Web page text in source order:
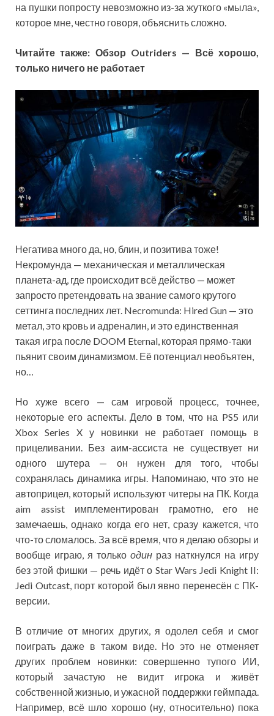
на пушки попросту невозможно из-за жуткого «мыла»,
которое мне, честно говоря, объяснить сложно.
Читайте также: Обзор Outriders — Всё хорошо,
только ничего не работает
Негатива много да, но, блин, и позитива тоже!
Некромунда — механическая и металлическая
планета-ад, где происходит всё действо — может
запросто претендовать на звание самого крутого
сеттинга последних лет. Necromunda: Hired Gun — это
метал, это кровь и адреналин, и это единственная
такая игра после DOOM Eternal, которая прямо-таки
пьянит своим динамизмом. Её потенциал необъятен,
но…
Но хуже всего — сам игровой процесс, точнее,
некоторые его аспекты. Дело в том, что на PS5 или
Xbox Series X у новинки не работает помощь в
прицеливании. Без аим-ассиста не существует ни
одного шутера — он нужен для того, чтобы
сохранялась динамика игры. Напоминаю, что это не
автоприцел, который используют читеры на ПК. Когда
aim assist имплементирован грамотно, его не
замечаешь, однако когда его нет, сразу кажется, что
что-то сломалось. За всё время, что я делаю обзоры и
вообще играю, я только один раз наткнулся на игру
без этой фишки — речь идёт о Star Wars Jedi Knight II:
Jedi Outcast, порт которой был явно перенесён с ПК-
версии.
В отличие от многих других, я одолел себя и смог
поиграть даже в таком виде. Но это не отменяет
других проблем новинки: совершенно тупого ИИ,
который зачастую не видит игрока и живёт
собственной жизнью, и ужасной поддержки геймпада.
Например, всё шло хорошо (ну, относительно) пока